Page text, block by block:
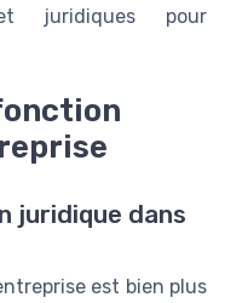
et juridiques pour
juridique dans
est bien plus